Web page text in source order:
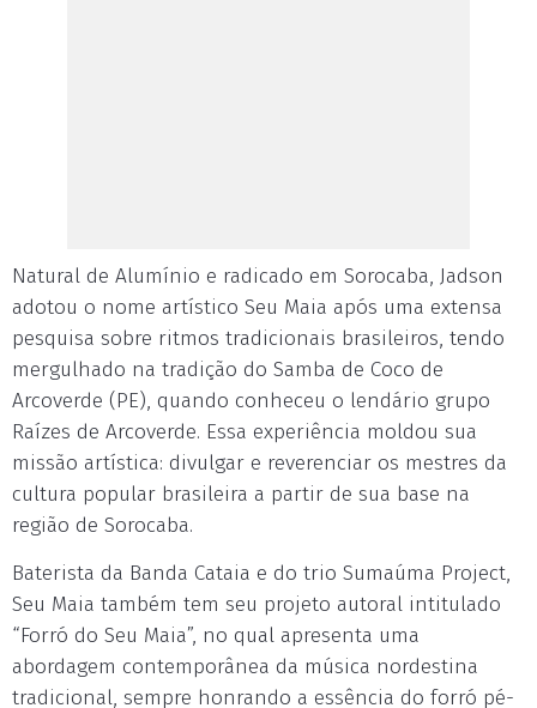
Natural de Alumínio e radicado em Sorocaba, Jadson
adotou o nome artístico Seu Maia após uma extensa
pesquisa sobre ritmos tradicionais brasileiros, tendo
mergulhado na tradição do Samba de Coco de
Arcoverde (PE), quando conheceu o lendário grupo
Raízes de Arcoverde. Essa experiência moldou sua
missão artística: divulgar e reverenciar os mestres da
cultura popular brasileira a partir de sua base na
região de Sorocaba.
Baterista da Banda Cataia e do trio Sumaúma Project,
Seu Maia também tem seu projeto autoral intitulado
“Forró do Seu Maia”, no qual apresenta uma
abordagem contemporânea da música nordestina
tradicional, sempre honrando a essência do forró pé-